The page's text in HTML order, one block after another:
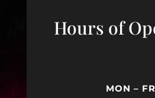
Hours of
MON –